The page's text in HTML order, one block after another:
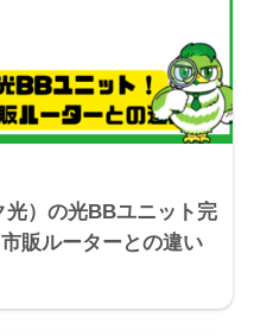
）の光BBユニット完
販ルーターとの違い